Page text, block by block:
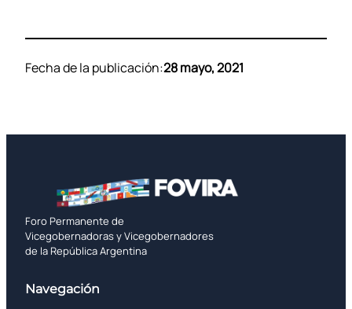
Fecha de la publicación:28 mayo, 2021
Foro Permanente de
Vicegobernadoras y Vicegobernadores
de la República Argentina
Navegación